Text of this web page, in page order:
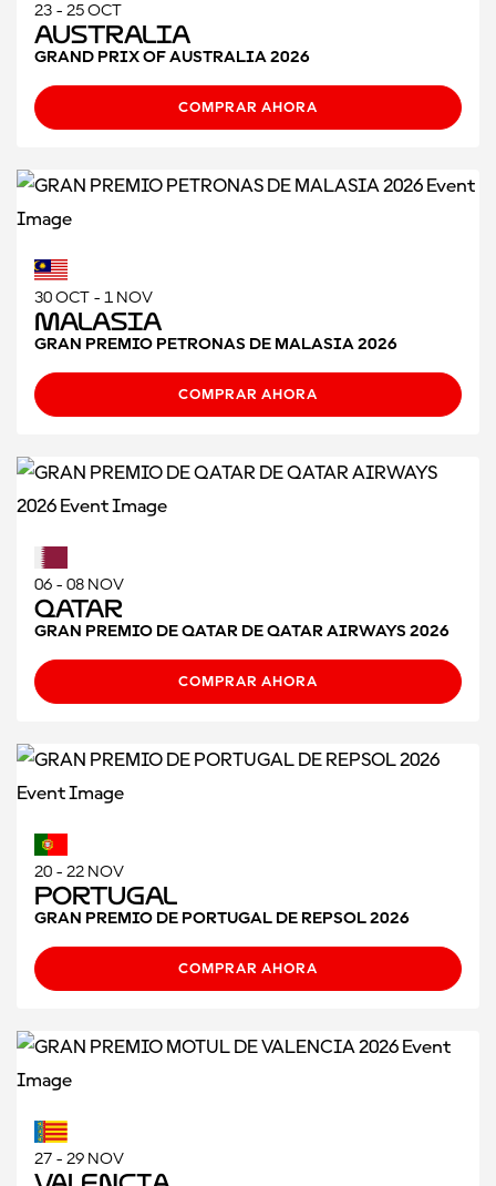
23 - 25 OCT
Australia
GRAND PRIX OF AUSTRALIA 2026
COMPRAR AHORA
30 OCT - 1 NOV
Malasia
GRAN PREMIO PETRONAS DE MALASIA 2026
COMPRAR AHORA
06 - 08 NOV
Qatar
GRAN PREMIO DE QATAR DE QATAR AIRWAYS 2026
COMPRAR AHORA
20 - 22 NOV
Portugal
GRAN PREMIO DE PORTUGAL DE REPSOL 2026
COMPRAR AHORA
27 - 29 NOV